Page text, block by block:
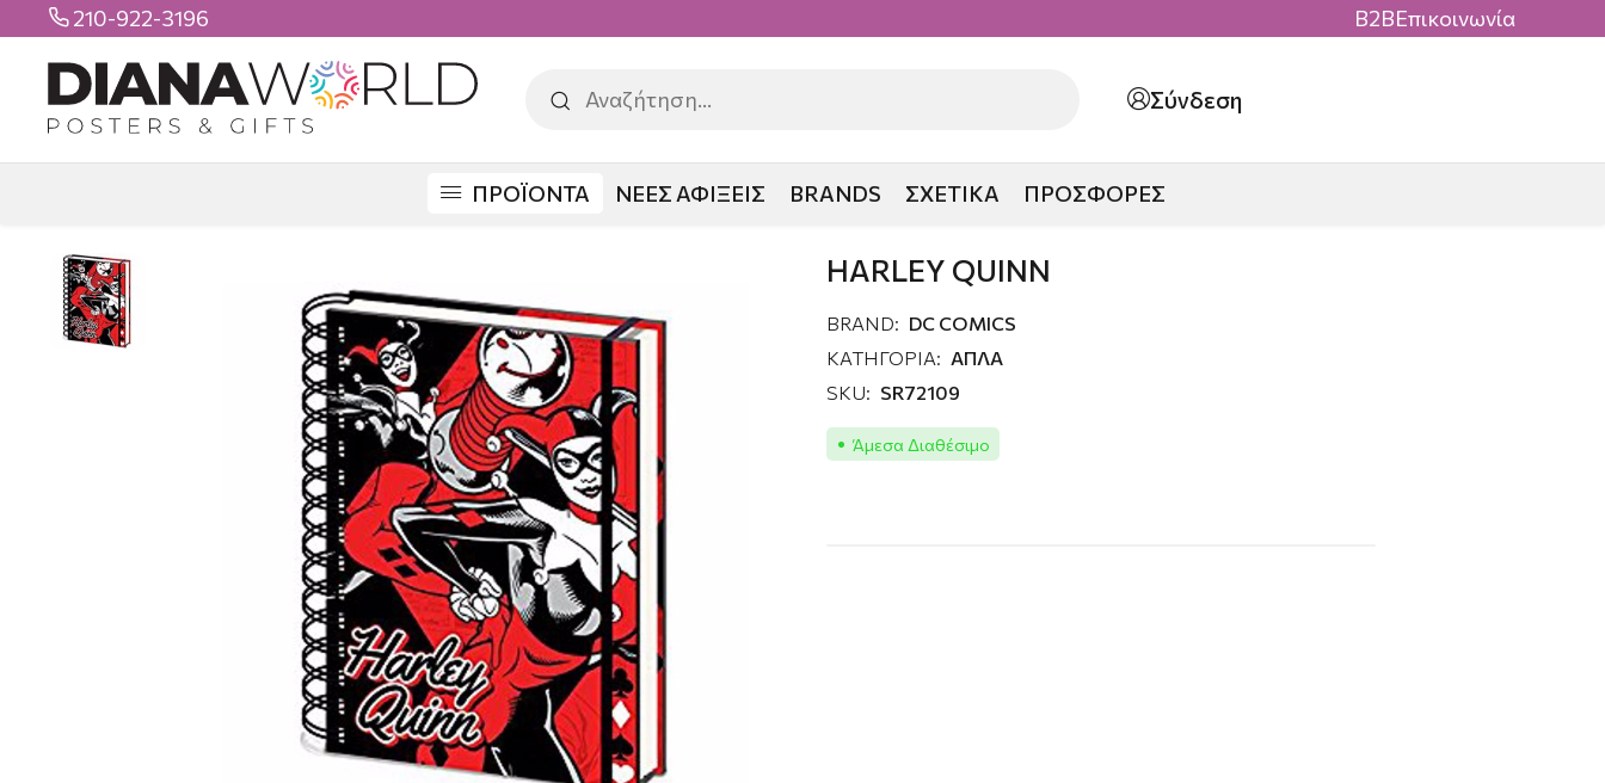
 210-922-3196 B2BΕπικοινωνία
Σύνδεση
ΠΡΟΪΟΝΤΑ ΝΕΕΣ ΑΦΙΞΕΙΣ BRANDS ΣΧΕΤΙΚΑ ΠΡΟΣΦΟΡΕΣ
HARLEY QUINN
BRAND: DC COMICS
ΚΑΤΗΓΟΡΙΑ: ΑΠΛΑ
SKU: SR72109
Άμεσα Διαθέσιμο